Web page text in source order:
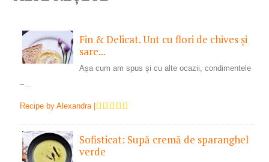
Fin & Delicat. Unt cu flori de chives și
sare...
Așa cum am spus și cu alte ocazii, condimentele
–...
Recipe by Alexandra|
Sofisticat: Supă cremă de sparanghel
verde